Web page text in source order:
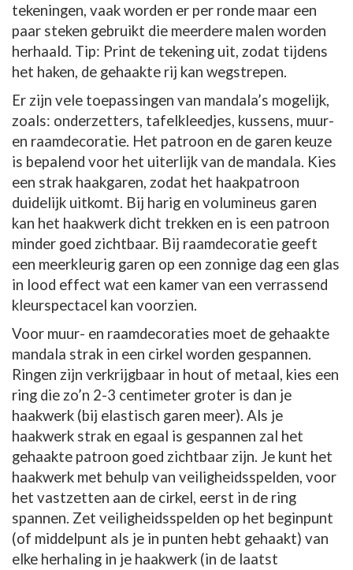
tekeningen, vaak worden er per ronde maar een
paar steken gebruikt die meerdere malen worden
herhaald. Tip: Print de tekening uit, zodat tijdens
het haken, de gehaakte rij kan wegstrepen.
Er zijn vele toepassingen van mandala’s mogelijk,
zoals: onderzetters, tafelkleedjes, kussens, muur-
en raamdecoratie. Het patroon en de garen keuze
is bepalend voor het uiterlijk van de mandala. Kies
een strak haakgaren, zodat het haakpatroon
duidelijk uitkomt. Bij harig en volumineus garen
kan het haakwerk dicht trekken en is een patroon
minder goed zichtbaar. Bij raamdecoratie geeft
een meerkleurig garen op een zonnige dag een glas
in lood effect wat een kamer van een verrassend
kleurspectacel kan voorzien.
Voor muur- en raamdecoraties moet de gehaakte
mandala strak in een cirkel worden gespannen.
Ringen zijn verkrijgbaar in hout of metaal, kies een
ring die zo’n 2-3 centimeter groter is dan je
haakwerk (bij elastisch garen meer). Als je
haakwerk strak en egaal is gespannen zal het
gehaakte patroon goed zichtbaar zijn. Je kunt het
haakwerk met behulp van veiligheidsspelden, voor
het vastzetten aan de cirkel, eerst in de ring
spannen. Zet veiligheidsspelden op het beginpunt
(of middelpunt als je in punten hebt gehaakt) van
elke herhaling in je haakwerk (in de laatst